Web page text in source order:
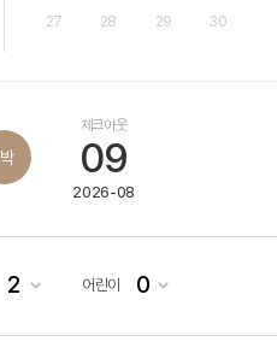
27 28 29 30
박
체크아웃
09
2026-08
2 어린이 0